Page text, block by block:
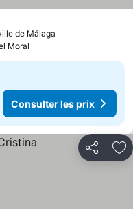
de Málaga
prix
Moral
Consulter les prix
Partager